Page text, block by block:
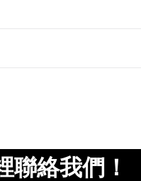
聯絡我們！